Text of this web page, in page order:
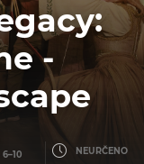
-
6–10 NEURČENO